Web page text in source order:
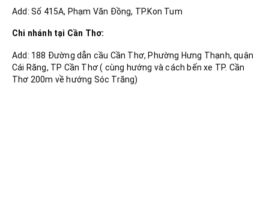
Add: Số 415A, Phạm Văn Đồng, TP.Kon Tum
Chi nhánh tại Cần Thơ:
Add: 188 Đường dẫn cầu Cần Thơ, Phường Hưng Thạnh, quận
Cái Răng, TP Cần Thơ ( cùng hướng và cách bến xe TP. Cần
Thơ 200m về hướng Sóc Trăng)